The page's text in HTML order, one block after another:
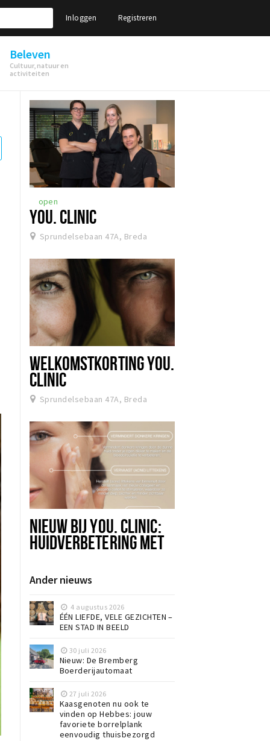
Inloggen Registreren
Beleven
Cultuur, natuur en
activiteiten
open
YOU. CLINIC
Sprundelsebaan 47A, Breda
WELKOMSTKORTING YOU.
CLINIC
Sprundelsebaan 47A, Breda
NIEUW BIJ YOU. CLINIC:
HUIDVERBETERING MET
Ander nieuws
4 augustus 2026
ÉÉN LIEFDE, VELE GEZICHTEN –
EEN STAD IN BEELD
30 juli 2026
Nieuw: De Bremberg
Boerderijautomaat
27 juli 2026
Kaasgenoten nu ook te
vinden op Hebbes: jouw
favoriete borrelplank
eenvoudig thuisbezorgd